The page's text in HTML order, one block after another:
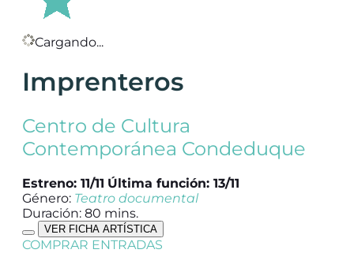
Cargando...
Imprenteros
Centro de Cultura
Contemporánea Condeduque
Estreno: 11/11 Última función: 13/11
Género: Teatro documental
Duración: 80 mins.
VER FICHA ARTÍSTICA
COMPRAR ENTRADAS